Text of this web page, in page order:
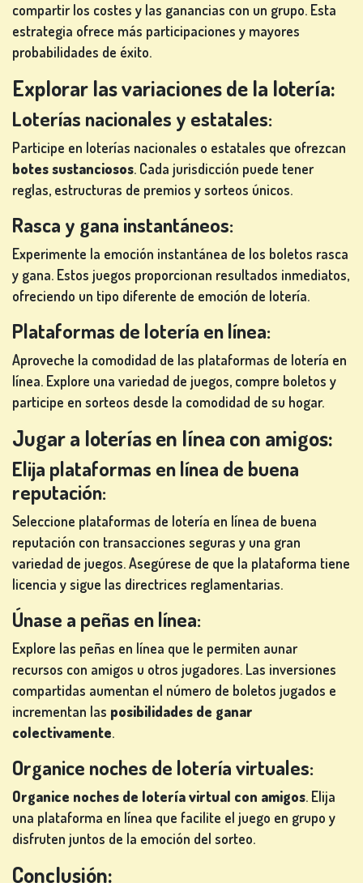
compartir los costes y las ganancias con un grupo. Esta
estrategia ofrece más participaciones y mayores
probabilidades de éxito.
Explorar las variaciones de la lotería:
Loterías nacionales y estatales:
Participe en loterías nacionales o estatales que ofrezcan
botes sustanciosos. Cada jurisdicción puede tener
reglas, estructuras de premios y sorteos únicos.
Rasca y gana instantáneos:
Experimente la emoción instantánea de los boletos rasca
y gana. Estos juegos proporcionan resultados inmediatos,
ofreciendo un tipo diferente de emoción de lotería.
Plataformas de lotería en línea:
Aproveche la comodidad de las plataformas de lotería en
línea. Explore una variedad de juegos, compre boletos y
participe en sorteos desde la comodidad de su hogar.
Jugar a loterías en línea con amigos:
Elija plataformas en línea de buena
reputación:
Seleccione plataformas de lotería en línea de buena
reputación con transacciones seguras y una gran
variedad de juegos. Asegúrese de que la plataforma tiene
licencia y sigue las directrices reglamentarias.
Únase a peñas en línea:
Explore las peñas en línea que le permiten aunar
recursos con amigos u otros jugadores. Las inversiones
compartidas aumentan el número de boletos jugados e
incrementan las posibilidades de ganar
colectivamente.
Organice noches de lotería virtuales:
Organice noches de lotería virtual con amigos. Elija
una plataforma en línea que facilite el juego en grupo y
disfruten juntos de la emoción del sorteo.
Conclusión: